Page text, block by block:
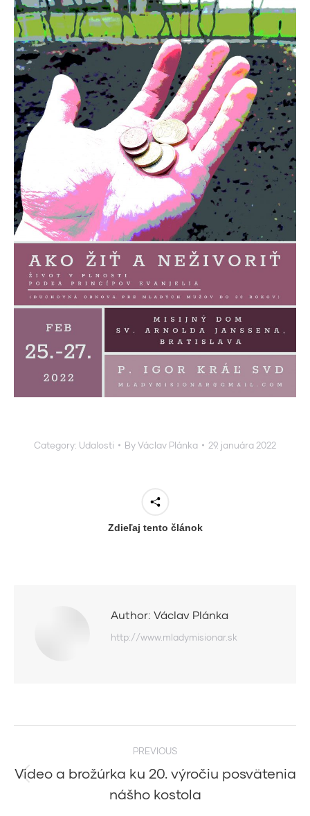
Category: Udalosti ByVáclav Plánka 29. januára 2022
Zdieľaj tento článok
Author: Václav Plánka
http://www.mladymisionar.sk
navigation
PREVIOUS
Previous
post:
Video a brožúrka ku 20. výročiu posvätenia
nášho kostola